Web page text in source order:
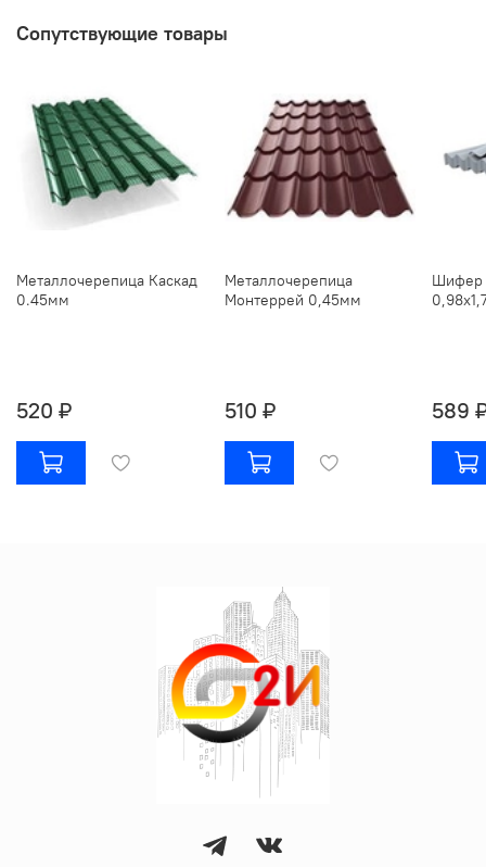
Сопутствующие товары
Металлочерепица Каскад
0.45мм
520 ₽
Металлочерепица
Монтеррей 0,45мм
510 ₽
Шифер
589